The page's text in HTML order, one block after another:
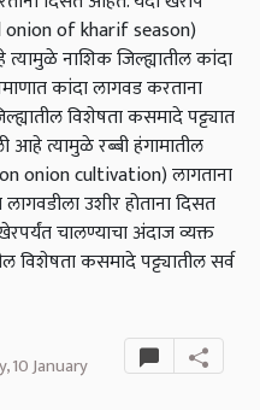
onion of kharif season)
नाशिक जिल्ह्यातील कांदा
कांदा लागवड करताना
विशेषता कसमादे पट्ट्यात
त्यामुळे रब्बी हंगामातील
onion cultivation) लागताना
उशीर होताना दिसत
चालण्याचा अंदाज व्यक्त
विशेषता कसमादे पट्ट्यातील सर्व
10 January